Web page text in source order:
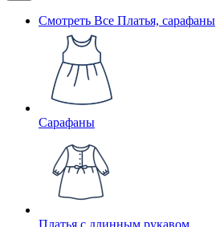
Смотреть Все Платья, сарафаны
Сарафаны
Платья с длинным рукавом